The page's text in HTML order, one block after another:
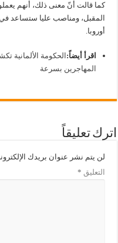
كما قالت أنّ معنى ذلك، أنهم
المقبل، ومناصب عليا ستساعد
أوروبا.
اقرأ أيضاً: الحكومة
المهاجرين بسرعة
اترك تعليقاً
لن يتم نشر عنوان بريدك
التعليق *